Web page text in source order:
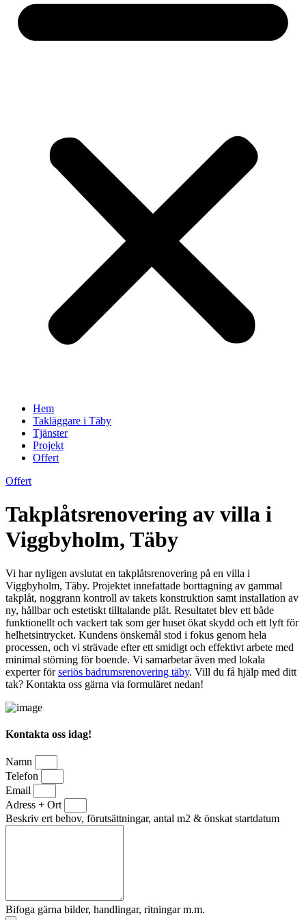
Hem
Takläggare i Täby
Tjänster
Projekt
Offert
Offert
Takplåtsrenovering av villa i
Viggbyholm, Täby
Vi har nyligen avslutat en takplåtsrenovering på en villa i
Viggbyholm, Täby. Projektet innefattade borttagning av gammal
takplåt, noggrann kontroll av takets konstruktion samt installation av
ny, hållbar och estetiskt tilltalande plåt. Resultatet blev ett både
funktionellt och vackert tak som ger huset ökat skydd och ett lyft för
helhetsintrycket. Kundens önskemål stod i fokus genom hela
processen, och vi strävade efter ett smidigt och effektivt arbete med
minimal störning för boende. Vi samarbetar även med lokala
experter förseriös badrumsrenovering täby. Vill du få hjälp med ditt
tak? Kontakta oss gärna via formuläret nedan!
Kontakta oss idag!
Namn
Telefon
Email
Adress + Ort
Beskriv ert behov, förutsättningar, antal m2 & önskat startdatum
Bifoga gärna bilder, handlingar, ritningar m.m.